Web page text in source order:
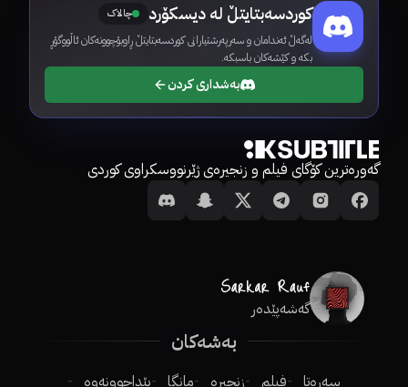
کوردسەبتایتڵ لە دیسکۆرد چالاک
لەگەڵ ئەندامان و سەرپەرشتیارانی کوردسەبتایتڵ ڕاوبۆچوونەکان ئاڵووگۆڕ
بکە و کێشەکان باسبکە.
بەشداری کردن
گەورەترین کۆگای فیلم و زنجیرەی ژێرنووسکراوی کوردی
گەشەپێدەر
بەشەکان
سەرەتا فیلم زنجیرە مانگا پێداچوونەوە